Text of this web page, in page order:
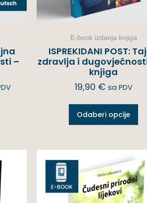
–
E-book izdanja knjiga
ISPREKIDANI POST:
zdravlja i
knjiga
19,90 € sa PDV
Odaberi opcije